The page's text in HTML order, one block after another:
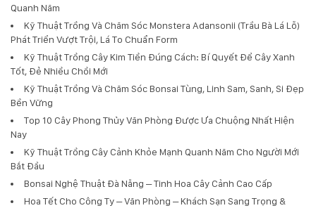
Quanh Năm
Kỹ Thuật Trồng Và Chăm Sóc Monstera Adansonii (Trầu Bà Lá Lỗ)
Phát Triển Vượt Trội, Lá To Chuẩn Form
Kỹ Thuật Trồng Cây Kim Tiền Đúng Cách: Bí Quyết Để Cây Xanh
Tốt, Đẻ Nhiều Chồi Mới
Kỹ Thuật Trồng Và Chăm Sóc Bonsai Tùng, Linh Sam, Sanh, Si Đẹp
Bền Vững
Top 10 Cây Phong Thủy Văn Phòng Được Ưa Chuộng Nhất Hiện
Nay
Kỹ Thuật Trồng Cây Cảnh Khỏe Mạnh Quanh Năm Cho Người Mới
Bắt Đầu
Bonsai Nghệ Thuật Đà Nẵng – Tinh Hoa Cây Cảnh Cao Cấp
Hoa Tết Cho Công Ty – Văn Phòng – Khách Sạn Sang Trọng &